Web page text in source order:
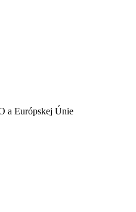
a Európskej Únie